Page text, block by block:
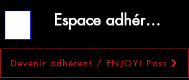
Devenir adhérent / ENJOY! Pass
Espace adhérent